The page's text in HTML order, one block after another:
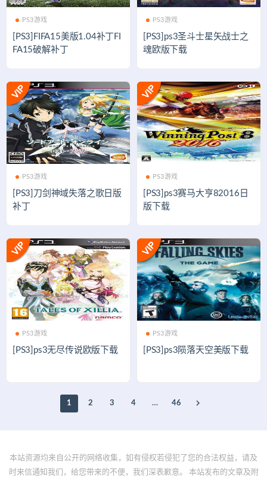
PS3游戏
[PS3]FIFA15美版1.04补丁FI
FA15破解补丁
PS3游戏
[PS3]ps3圣斗士星矢战士之
魂欧版下载
PS3游戏
[PS3]刀剑神域失落之歌日版
补丁
PS3游戏
[PS3]ps3赛马大亨82016日
版下载
PS3游戏
[PS3]ps3无尽传说欧版下载
PS3游戏
[PS3]ps3陨落天空美版下载
1 2 3 4 … 46
本站资源均来自公开的网络收集，如有侵权若侵犯了您的合法权益，请及
时来信通知我们，给您带来的不便，我们深表歉意。 本站发布的文章及附